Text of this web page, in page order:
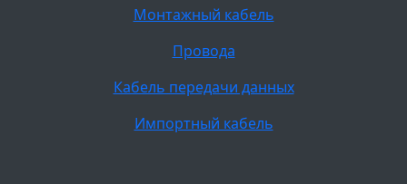
Монтажный кабель
Провода
Кабель передачи данных
Импортный кабель